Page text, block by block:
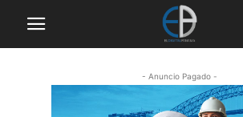
- Anuncio Pagado -